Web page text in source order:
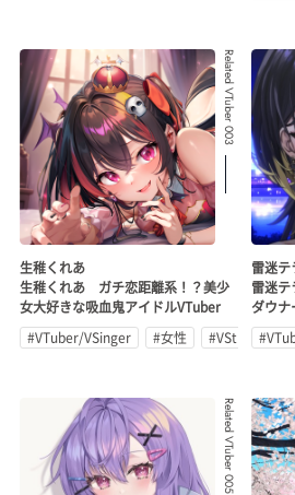
Related VTuber 003
生稚くれあ
生稚くれあ ガチ恋距離系！？美少
女大好きな吸血鬼アイドルVTuber
#VTuber/VSinger
#女性 #VStreamer
雷迷テ
雷迷
ダウナ
Related VTuber 005